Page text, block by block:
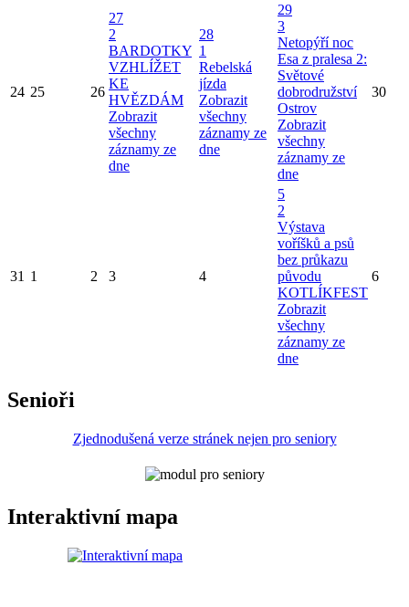
24 25 26
27
2
BARDOTKY
VZHLÍŽET
KE
HVĚZDÁM
Zobrazit
všechny
záznamy ze
dne
28
1
Rebelská
jízda
Zobrazit
všechny
záznamy ze
dne
29
3
Netopýří noc
Esa z pralesa 2:
Světové
dobrodružství
Ostrov
Zobrazit
všechny
záznamy ze
dne
30
31 1 2 3 4
5
2
Výstava
voříšků a psů
bez průkazu
původu
KOTLÍKFEST
Zobrazit
všechny
záznamy ze
dne
6
Senioři
Zjednodušená verze stránek nejen pro seniory
Interaktivní mapa